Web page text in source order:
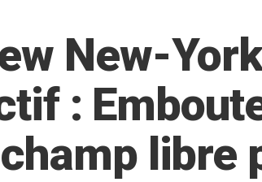
New-
:
libre